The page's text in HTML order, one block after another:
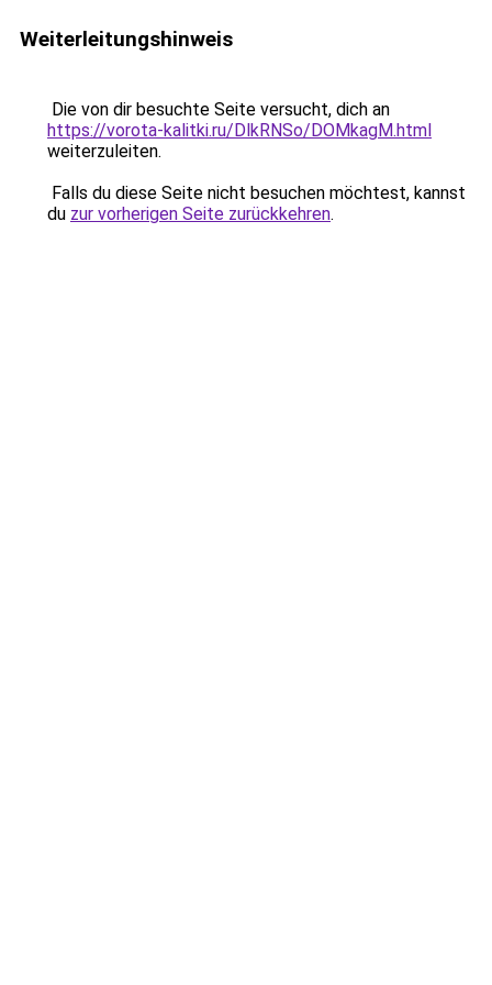
Weiterleitungshinweis
Die von dir besuchte Seite versucht, dich an
https://vorota-kalitki.ru/DlkRNSo/DOMkagM.html
weiterzuleiten.
Falls du diese Seite nicht besuchen möchtest, kannst
du zur vorherigen Seite zurückkehren.